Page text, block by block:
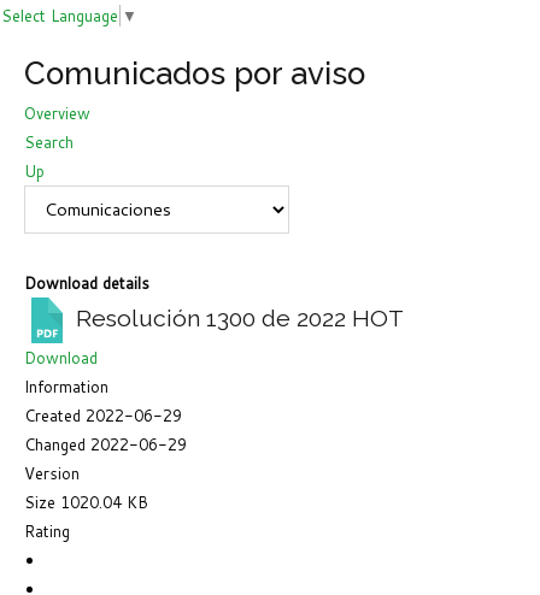
Select Language ▼
Comunicados por aviso
Overview
Search
Up
Download details
Resolución 1300 de 2022 HOT
Download
Information
Created 2022-06-29
Changed 2022-06-29
Version
Size 1020.04 KB
Rating